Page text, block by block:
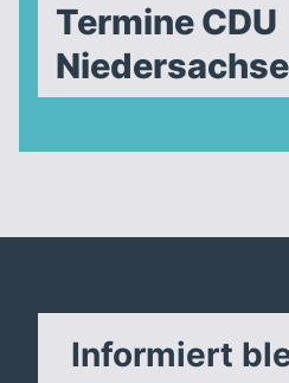
Termine CDU
Informiert